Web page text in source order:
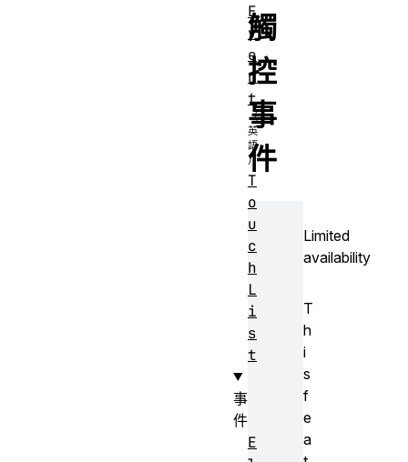
觸
控
事
件
Limited
availability
T
h
i
s
f
e
a
E
v
e
n
t
T
o
u
c
h
L
i
s
t
事
件
E